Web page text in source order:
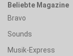
Beliebte Magazine
Bravo
Sounds
Musik-Express